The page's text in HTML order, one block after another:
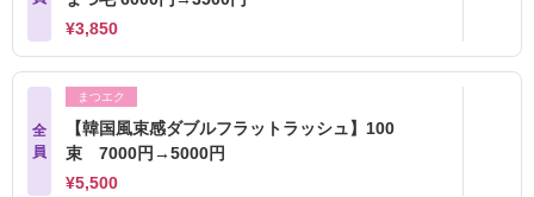
¥3,850
全
員
まつエク
【韓国風束感ダブルフラットラッシュ】100
束 7000円→5000円
¥5,500